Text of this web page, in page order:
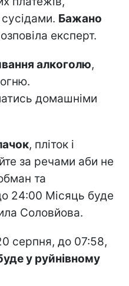
сусідами. Бажано
експерт.
алкоголю,
домашніми
, пліток і
за речами аби не
та
24:00 Місяць буде
Соловйова.
серпня, до 07:58,
у руйнівному